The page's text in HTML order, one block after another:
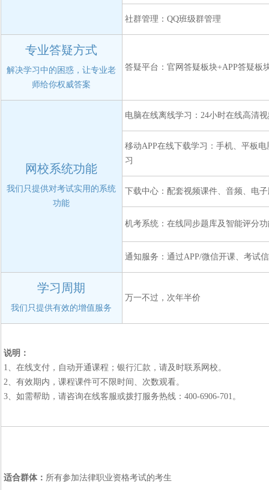
社群管理：QQ班级群管理
专业答疑方式
解决学习中的困惑，让专业老
师给你权威答案
答疑平台：官网答疑板块+APP答疑板
网校系统功能
我们只提供对考试实用的系统
功能
电脑在线离线学习：24小时在线高清
移动APP在线下载学习：手机、平板
习
下载中心：配套视频课件、音频、电
机考系统：在线同步题库及智能评分
通知服务：通过APP/微信开课、考试
学习周期
我们只提供有效的增值服务
万一不过，次年半价
说明：
1、在线支付，自动开通课程；银行汇款，请及时联系网校。
2、有效期内，课程课件可不限时间、次数观看。
3、如需帮助，请咨询在线客服或拨打服务热线：400-6906-701。
适合群体： 所有参加法律职业资格考试的考生